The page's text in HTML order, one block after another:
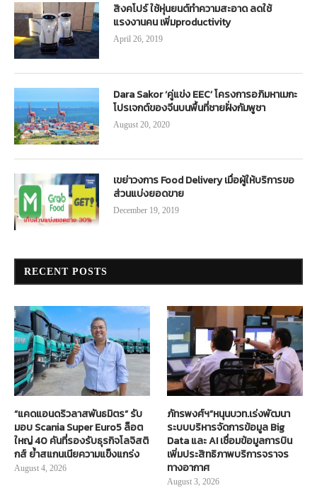
สิงคโปร์ ใช้หุ่นยนต์ทำความสะอาด ลดใช้
แรงงานคน เพิ่มproductivity
April 26, 2019
Dara Sakor ‘คู่แข่ง EEC’ โครงการอภิมหาเมกะ
โปรเจกต์ของจีนบนพื้นที่ชายฝั่งกัมพูชา
August 20, 2020
เขย่าวงการ Food Delivery เมื่อผู้ให้บริการขอ
ส่วนแบ่งยอดขาย
December 19, 2019
RECENT POSTS
“แคดแอนดริวลาสพันธมิตร” รับ
มอบ Scania Super Euro5 ล็อต
ใหญ่ 40 คันที่รองรับธุรกิจโลจิสติ
กส์ ย้ำสแกนเนียความแข็งแกร่ง
August 4, 2026
ภัทรพงศ์ฯ”หนุนบวท.เร่งพัฒนา
ระบบบริหารจัดการข้อมูล Big
Data และ AI เชื่อมข้อมูลการบิน
เพิ่มประสิทธิภาพบริการจราจร
ทางอากาศ
August 3, 2026